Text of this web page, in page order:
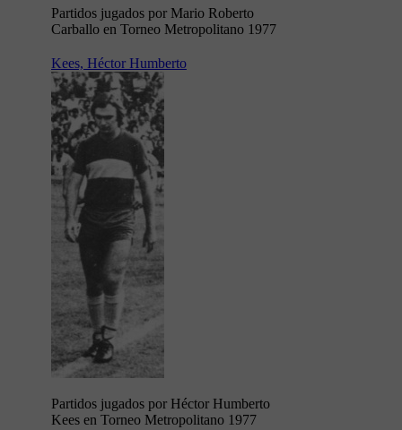
Partidos jugados por Mario Roberto
Carballo en Torneo Metropolitano 1977
Kees, Héctor Humberto
Partidos jugados por Héctor Humberto
Kees en Torneo Metropolitano 1977